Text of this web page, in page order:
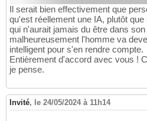
Il serait bien effectivement que
qu'est réellement une IA, plutôt
qui n'aurait jamais du être dans
malheureusement l'homme va
intelligent pour s'en rendre compte.
Entièrement d'accord avec vous !
je pense.
Invité, le 24/05/2024 à 11h14